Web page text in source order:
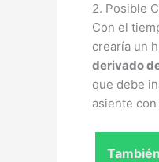
2. Posible
Con el
crearía un
derivado
que debe
asiente